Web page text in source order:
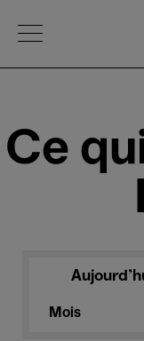
Open Menu
Ce
Mois